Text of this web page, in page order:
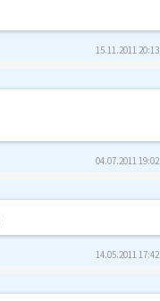
15.11.2011 20:13
04.07.2011 19:02
14.05.2011 17:42